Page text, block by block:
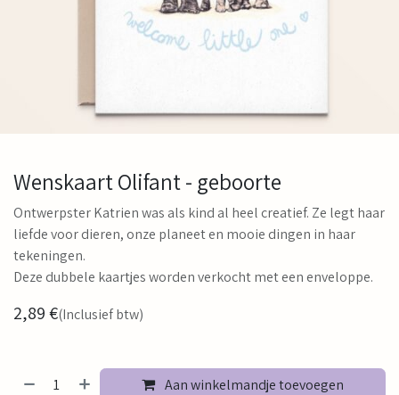
Wenskaart Olifant - geboorte
Ontwerpster Katrien was als kind al heel creatief. Ze legt haar
liefde voor dieren, onze planeet en mooie dingen in haar
tekeningen.
Deze dubbele kaartjes worden verkocht met een enveloppe.
2,89€(Inclusief btw)
Aan winkelmandje toevoegen